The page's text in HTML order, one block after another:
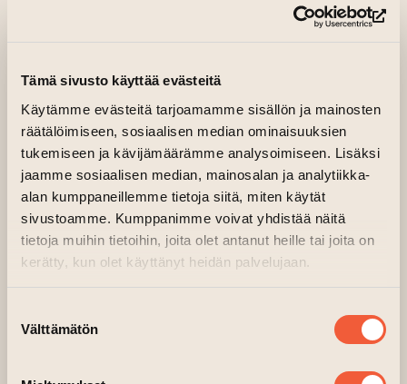
Tämä sivusto käyttää evästeitä
Käytämme evästeitä tarjoamamme sisällön ja mainosten
räätälöimiseen, sosiaalisen median ominaisuuksien
tukemiseen ja kävijämäärämme analysoimiseen. Lisäksi
jaamme sosiaalisen median, mainosalan ja analytiikka-
alan kumppaneillemme tietoja siitä, miten käytät
sivustoamme. Kumppanimme voivat yhdistää näitä
tietoja muihin tietoihin, joita olet antanut heille tai joita on
kerätty, kun olet käyttänyt heidän palvelujaan.
valinta
Välttämätön
Tehdasrakennuksen toinen kerros, Pääsali
INTRODUCTORY TALK YLLIN KYLLIN
II -EXHIBITION: MATTI HELENIUS